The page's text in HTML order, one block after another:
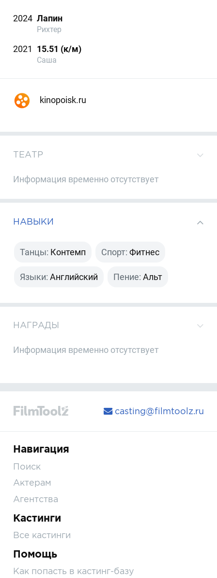
2024 Лапин
Рихтер
2021 15.51 (к/м)
Саша
kinopoisk.ru
ТЕАТР
Информация временно отсутствует
НАВЫКИ
Танцы: Контемп Спорт: Фитнес
Языки: Английский Пение: Альт
НАГРАДЫ
Информация временно отсутствует
casting@filmtoolz.ru
Навигация
Поиск
Актерам
Агентства
Кастинги
Все кастинги
Помощь
Как попасть в кастинг-базу